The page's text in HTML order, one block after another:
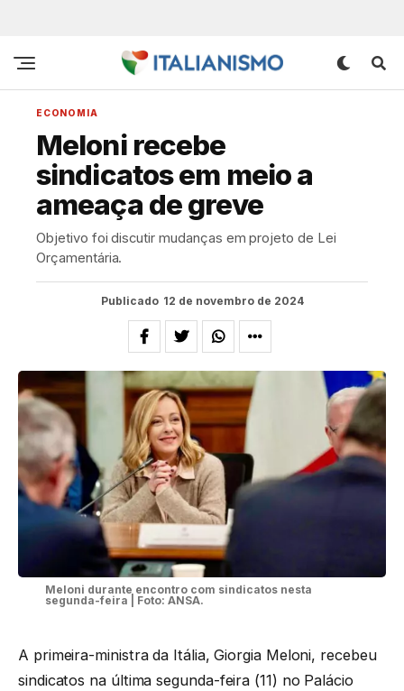
ECONOMIA
Meloni recebe
sindicatos em meio a
ameaça de greve
Objetivo foi discutir mudanças em projeto de Lei
Orçamentária.
Publicado 12 de novembro de 2024
Meloni durante encontro com sindicatos nesta
segunda-feira | Foto: ANSA.
A primeira-ministra da Itália, Giorgia Meloni, recebeu
sindicatos na última segunda-feira (11) no Palácio